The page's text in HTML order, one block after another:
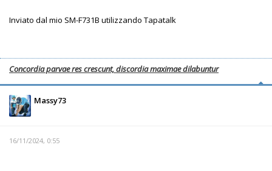
Inviato dal mio SM-F731B utilizzando Tapatalk
Concordia parvae res crescunt, discordia maximae dilabuntur
Massy73
16/11/2024, 0:55